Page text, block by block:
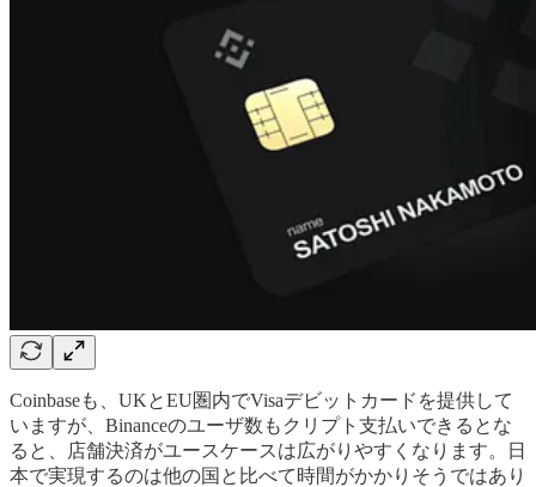
Coinbaseも、UKとEU圏内でVisaデビットカードを提供して
いますが、Binanceのユーザ数もクリプト支払いできるとな
ると、店舗決済がユースケースは広がりやすくなります。日
本で実現するのは他の国と比べて時間がかかりそうではあり